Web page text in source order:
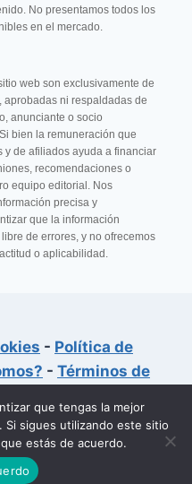
No presentamos todos los
en el mercado.
web son exclusivamente de
aprobadas ni respaldadas de
anunciante o socio
bien la remuneración que
y de afiliados ayuda a financiar
recomendaciones o
equipo editorial. Nos
precisa y
que la información
de errores, y no ofrecemos
o aplicabilidad.
- Política de
- Términos de
que tengas la mejor
sigues utilizando este sitio
estás de acuerdo.